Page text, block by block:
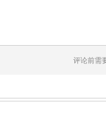
评论前需